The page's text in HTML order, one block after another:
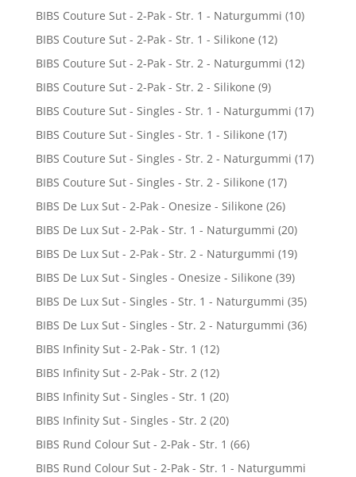
BIBS Couture Sut - 2-Pak - Str. 1 - Naturgummi (10)
BIBS Couture Sut - 2-Pak - Str. 1 - Silikone (12)
BIBS Couture Sut - 2-Pak - Str. 2 - Naturgummi (12)
BIBS Couture Sut - 2-Pak - Str. 2 - Silikone (9)
BIBS Couture Sut - Singles - Str. 1 - Naturgummi (17)
BIBS Couture Sut - Singles - Str. 1 - Silikone (17)
BIBS Couture Sut - Singles - Str. 2 - Naturgummi (17)
BIBS Couture Sut - Singles - Str. 2 - Silikone (17)
BIBS De Lux Sut - 2-Pak - Onesize - Silikone (26)
BIBS De Lux Sut - 2-Pak - Str. 1 - Naturgummi (20)
BIBS De Lux Sut - 2-Pak - Str. 2 - Naturgummi (19)
BIBS De Lux Sut - Singles - Onesize - Silikone (39)
BIBS De Lux Sut - Singles - Str. 1 - Naturgummi (35)
BIBS De Lux Sut - Singles - Str. 2 - Naturgummi (36)
BIBS Infinity Sut - 2-Pak - Str. 1 (12)
BIBS Infinity Sut - 2-Pak - Str. 2 (12)
BIBS Infinity Sut - Singles - Str. 1 (20)
BIBS Infinity Sut - Singles - Str. 2 (20)
BIBS Rund Colour Sut - 2-Pak - Str. 1 (66)
BIBS Rund Colour Sut - 2-Pak - Str. 1 - Naturgummi